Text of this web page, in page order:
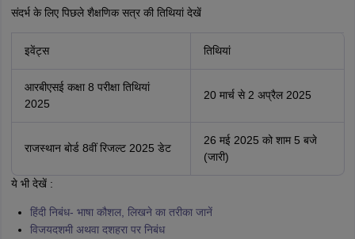
संदर्भ के लिए पिछले शैक्षणिक सत्र की तिथियां देखें
इवेंट्स तिथियां
आरबीएसई कक्षा 8 परीक्षा तिथियां
2025
20 मार्च से 2 अप्रैल 2025
राजस्थान बोर्ड 8वीं रिजल्ट 2025 डेट
26 मई 2025 को शाम 5 बजे
(जारी)
ये भी देखें :
हिंदी निबंध- भाषा कौशल, लिखने का तरीका जानें
विजयदशमी अथवा दशहरा पर निबंध